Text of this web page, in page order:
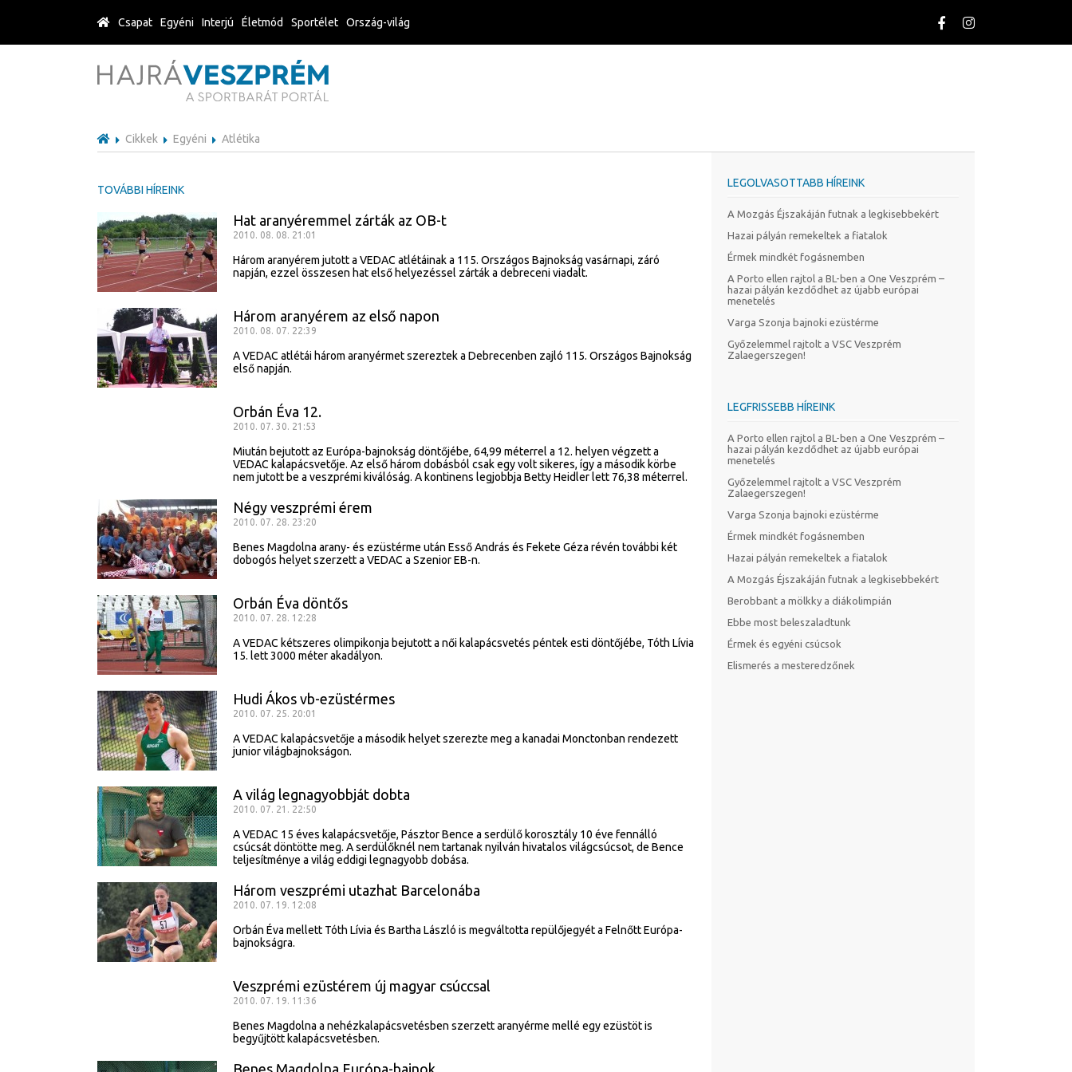
Cikkek Egyéni Atlétika
TOVÁBBI HÍREINK
Hat aranyéremmel zárták az OB-t
2010. 08. 08. 21:01
Három aranyérem jutott a VEDAC atlétáinak a 115. Országos Bajnokság vasárnapi, záró
napján, ezzel összesen hat első helyezéssel zárták a debreceni viadalt.
Három aranyérem az első napon
2010. 08. 07. 22:39
A VEDAC atlétái három aranyérmet szereztek a Debrecenben zajló 115. Országos Bajnokság
első napján.
Orbán Éva 12.
2010. 07. 30. 21:53
Miután bejutott az Európa-bajnokság döntőjébe, 64,99 méterrel a 12. helyen végzett a
VEDAC kalapácsvetője. Az első három dobásból csak egy volt sikeres, így a második körbe
nem jutott be a veszprémi kiválóság. A kontinens legjobbja Betty Heidler lett 76,38 méterrel.
Négy veszprémi érem
2010. 07. 28. 23:20
Benes Magdolna arany- és ezüstérme után Esső András és Fekete Géza révén további két
dobogós helyet szerzett a VEDAC a Szenior EB-n.
Orbán Éva döntős
2010. 07. 28. 12:28
A VEDAC kétszeres olimpikonja bejutott a női kalapácsvetés péntek esti döntőjébe, Tóth Lívia
15. lett 3000 méter akadályon.
Hudi Ákos vb-ezüstérmes
2010. 07. 25. 20:01
A VEDAC kalapácsvetője a második helyet szerezte meg a kanadai Monctonban rendezett
junior világbajnokságon.
A világ legnagyobbját dobta
2010. 07. 21. 22:50
A VEDAC 15 éves kalapácsvetője, Pásztor Bence a serdülő korosztály 10 éve fennálló
csúcsát döntötte meg. A serdülőknél nem tartanak nyilván hivatalos világcsúcsot, de Bence
teljesítménye a világ eddigi legnagyobb dobása.
Három veszprémi utazhat Barcelonába
2010. 07. 19. 12:08
Orbán Éva mellett Tóth Lívia és Bartha László is megváltotta repülőjegyét a Felnőtt Európa-
bajnokságra.
Veszprémi ezüstérem új magyar csúccsal
2010. 07. 19. 11:36
Benes Magdolna a nehézkalapácsvetésben szerzett aranyérme mellé egy ezüstöt is
begyűjtött kalapácsvetésben.
LEGOLVASOTTABB HÍREINK
A Mozgás Éjszakáján futnak a legkisebbekért
Hazai pályán remekeltek a fiatalok
Érmek mindkét fogásnemben
A Porto ellen rajtol a BL-ben a One Veszprém –
hazai pályán kezdődhet az újabb európai
menetelés
Varga Szonja bajnoki ezüstérme
Győzelemmel rajtolt a VSC Veszprém
Zalaegerszegen!
LEGFRISSEBB HÍREINK
A Porto ellen rajtol a BL-ben a One Veszprém –
hazai pályán kezdődhet az újabb európai
menetelés
Győzelemmel rajtolt a VSC Veszprém
Zalaegerszegen!
Varga Szonja bajnoki ezüstérme
Érmek mindkét fogásnemben
Hazai pályán remekeltek a fiatalok
A Mozgás Éjszakáján futnak a legkisebbekért
Berobbant a mölkky a diákolimpián
Ebbe most beleszaladtunk
Érmek és egyéni csúcsok
Elismerés a mesteredzőnek
Csapat Egyéni Interjú Életmód Sportélet Ország-világ